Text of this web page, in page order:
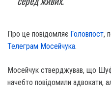
Про це повідомляє Головпост,
Телеграм Мосейчука.
Мосейчук стверджував, що
начебто повідомили адвокати,